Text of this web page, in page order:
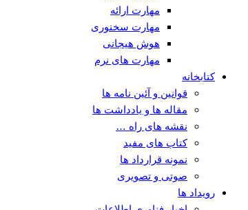
مهارت ارائه
مهارت سخنوری
هوش هیجانی
مهارت های نرم
کتابخانه
قوانین و آئین نامه ها
مقاله ها و یادداشت ها
نقشه های راه …
کتاب های مفید
نمونه قرارداد ها
صوتی و تصویری
رویداد ها